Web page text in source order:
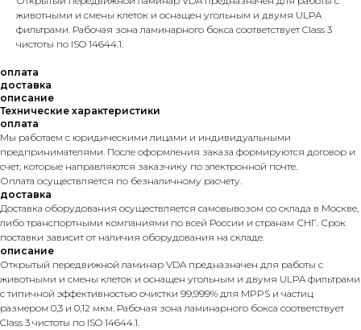
животными и смены клеток и оснащен угольным и двумя ULPA
фильтрами. Рабочая зона ламинарного бокса соответствует Class 3
чистоты по ISO 14644.1.
оплата
доставка
описание
Технические характеристики
оплата
Мы работаем с юридическими лицами и индивидуальными
предпринимателями. После оформления заказа формируются договор и
счет, которые направляются заказчику по электронной почте.
Оплата осуществляется по безналичному расчету.
доставка
Доставка оборудования осуществляется самовывозом со склада в Москве,
либо транспортными компаниями по всей России и странам СНГ. Срок
поставки зависит от наличия оборудования на складе.
описание
Открытый передвижной ламинар VDA предназначен для работы с
животными и смены клеток и оснащен угольным и двумя ULPA фильтрами
с типичной эффективностью очистки 99,999% для MPPS и частиц
размером 0,3 и 0,12 мкм. Рабочая зона ламинарного бокса соответствует
Class 3 чистоты по ISO 14644.1.